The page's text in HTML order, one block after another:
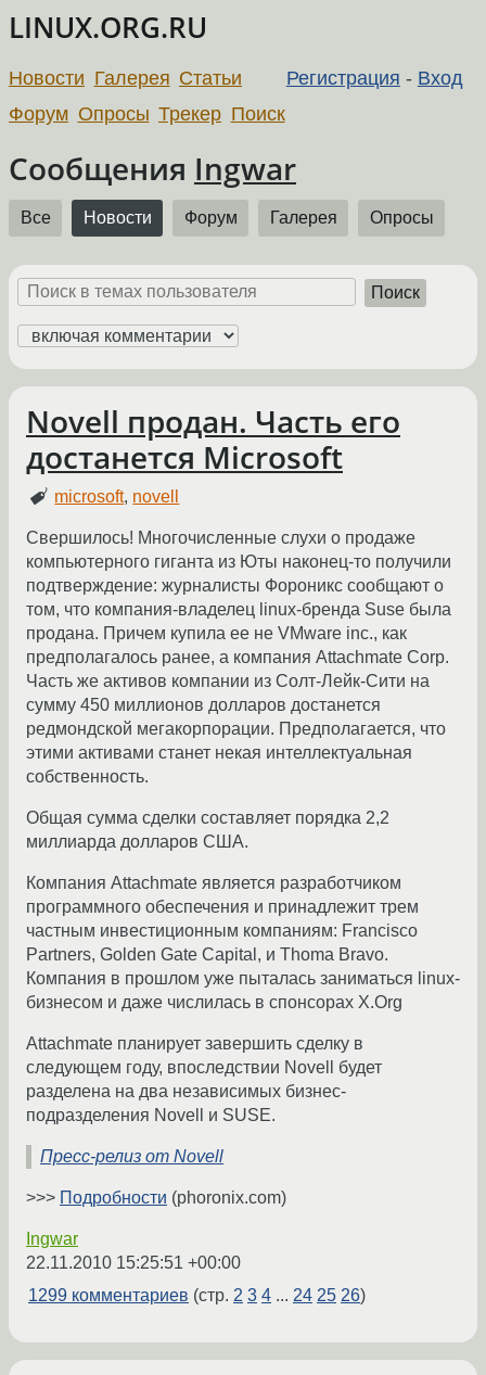
LINUX.ORG.RU
Регистрация - Вход
Новости Галерея Статьи
Форум Опросы Трекер Поиск
Сообщения Ingwar
Все Новости Форум Галерея Опросы
Поиск
Novell продан. Часть его
достанется Microsoft
microsoft, novell
Свершилось! Многочисленные слухи о продаже
компьютерного гиганта из Юты наконец-то получили
подтверждение: журналисты Фороникс сообщают о
том, что компания-владелец linux-бренда Suse была
продана. Причем купила ее не VMware inc., как
предполагалось ранее, а компания Attachmate Corp.
Часть же активов компании из Солт-Лейк-Сити на
сумму 450 миллионов долларов достанется
редмондской мегакорпорации. Предполагается, что
этими активами станет некая интеллектуальная
собственность.
Общая сумма сделки составляет порядка 2,2
миллиарда долларов США.
Компания Attachmate является разработчиком
программного обеспечения и принадлежит трем
частным инвестиционным компаниям: Francisco
Partners, Golden Gate Capital, и Thoma Bravo.
Компания в прошлом уже пыталась заниматься linux-
бизнесом и даже числилась в спонсорах X.Org
Attachmate планирует завершить сделку в
следующем году, впоследствии Novell будет
разделена на два независимых бизнес-
подразделения Novell и SUSE.
Пресс-релиз от Novell
>>> Подробности (phoronix.com)
Ingwar
22.11.2010 15:25:51 +00:00
1299 комментариев (стр. 2 3 4 ... 24 25 26)